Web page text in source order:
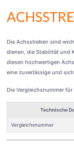
Die Achsstreben sind
dienen, die Stabilität und
diesen hochwertigen
eine zuverlässige und
Die Vergleichsnummer
Technische
Vergleichsnummer